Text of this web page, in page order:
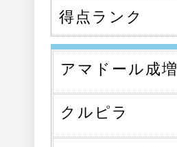
得点ランク
アマドール成増
クルピラ